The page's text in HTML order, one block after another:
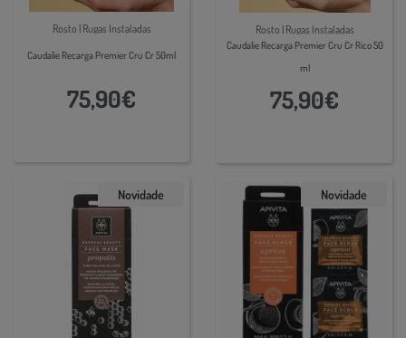
Rosto | Rugas Instaladas
Caudalie Recarga Premier Cru Cr 50ml
75,90€
Rosto | Rugas Instaladas
Caudalie Recarga Premier Cru Cr Rico 50
ml
75,90€
Novidade Novidade